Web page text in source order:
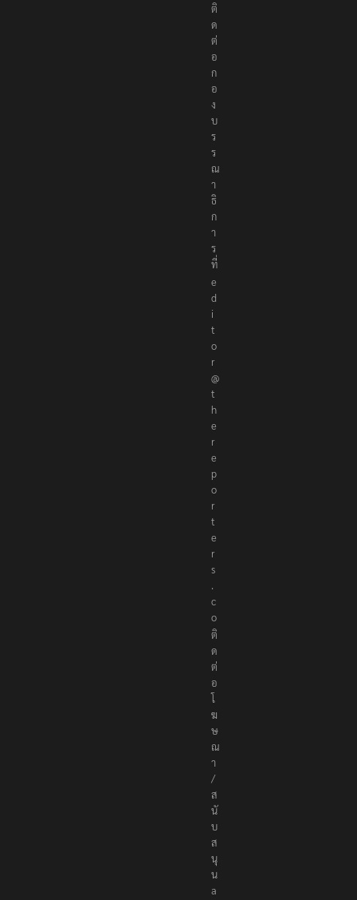
ติ
ด
ต่
อ
ก
อ
ง
บ
ร
ร
ณ
า
ธิ
ก
า
ร
ที่
e
d
i
t
o
r
@
t
h
e
r
e
p
o
r
t
e
r
s
.
c
o
ติ
ด
ต่
อ
โ
ฆ
ษ
ณ
า
/
ส
นั
บ
ส
นุ
น
a